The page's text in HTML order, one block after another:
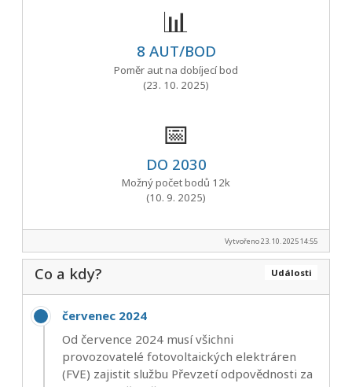
📊
8 AUT/BOD
Poměr aut na dobíjecí bod
(23. 10. 2025)
📅
DO 2030
Možný počet bodů 12k
(10. 9. 2025)
Vytvořeno 23. 10. 2025 14:55
Události
Co a kdy?
červenec 2024
Od července 2024 musí všichni
provozovatelé fotovoltaických elektráren
(FVE) zajistit službu Převzetí odpovědnosti za